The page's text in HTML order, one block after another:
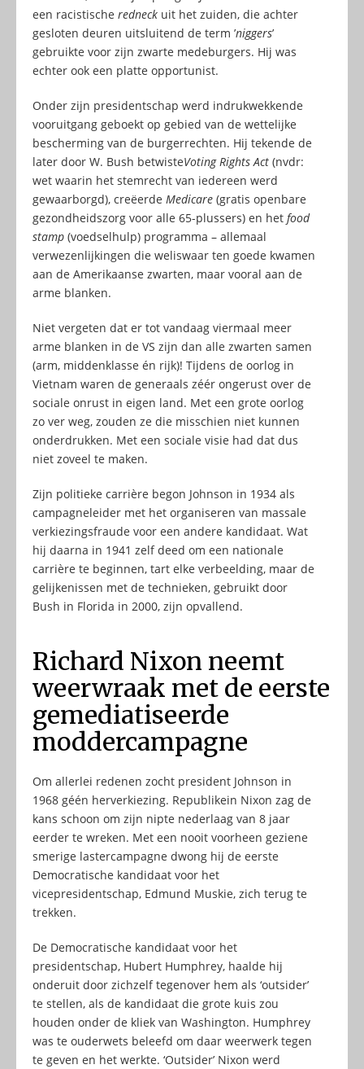
een racistische redneck uit het zuiden, die achter
gesloten deuren uitsluitend de term ’niggers’
gebruikte voor zijn zwarte medeburgers. Hij was
echter ook een platte opportunist.
Onder zijn presidentschap werd indrukwekkende
vooruitgang geboekt op gebied van de wettelijke
bescherming van de burgerrechten. Hij tekende de
later door W. Bush betwisteVoting Rights Act (nvdr:
wet waarin het stemrecht van iedereen werd
gewaarborgd), creëerde Medicare (gratis openbare
gezondheidszorg voor alle 65-plussers) en het food
stamp (voedselhulp) programma – allemaal
verwezenlijkingen die weliswaar ten goede kwamen
aan de Amerikaanse zwarten, maar vooral aan de
arme blanken.
Niet vergeten dat er tot vandaag viermaal meer
arme blanken in de VS zijn dan alle zwarten samen
(arm, middenklasse én rijk)! Tijdens de oorlog in
Vietnam waren de generaals zéér ongerust over de
sociale onrust in eigen land. Met een grote oorlog
zo ver weg, zouden ze die misschien niet kunnen
onderdrukken. Met een sociale visie had dat dus
niet zoveel te maken.
Zijn politieke carrière begon Johnson in 1934 als
campagneleider met het organiseren van massale
verkiezingsfraude voor een andere kandidaat. Wat
hij daarna in 1941 zelf deed om een nationale
carrière te beginnen, tart elke verbeelding, maar de
gelijkenissen met de technieken, gebruikt door
Bush in Florida in 2000, zijn opvallend.
Richard Nixon neemt
weerwraak met de eerste
gemediatiseerde
moddercampagne
Om allerlei redenen zocht president Johnson in
1968 géén herverkiezing. Republikein Nixon zag de
kans schoon om zijn nipte nederlaag van 8 jaar
eerder te wreken. Met een nooit voorheen geziene
smerige lastercampagne dwong hij de eerste
Democratische kandidaat voor het
vicepresidentschap, Edmund Muskie, zich terug te
trekken.
De Democratische kandidaat voor het
presidentschap, Hubert Humphrey, haalde hij
onderuit door zichzelf tegenover hem als ‘outsider’
te stellen, als de kandidaat die grote kuis zou
houden onder de kliek van Washington. Humphrey
was te ouderwets beleefd om daar weerwerk tegen
te geven en het werkte. ‘Outsider’ Nixon werd